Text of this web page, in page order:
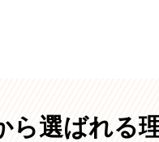
ら選ばれる